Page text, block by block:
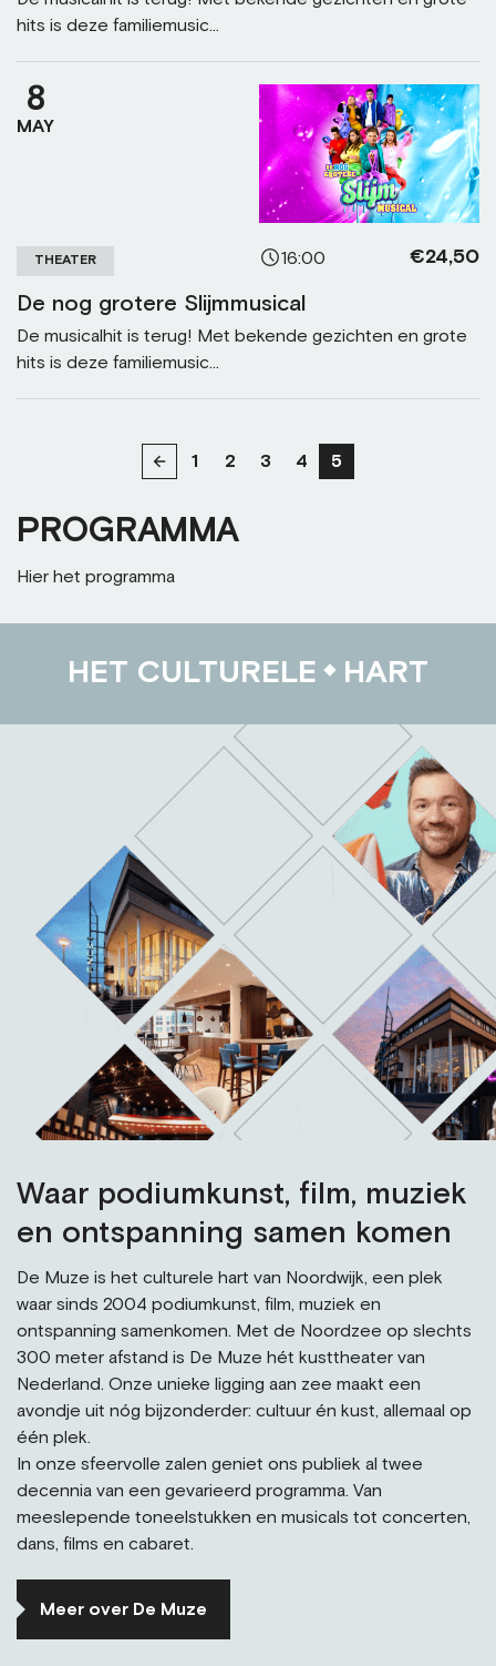
hits is deze familiemusic...
8
MAY
THEATER 16:00 €24,50
De nog grotere Slijmmusical
De musicalhit is terug! Met bekende gezichten en grote
hits is deze familiemusic...
1 2 3 4 5
PROGRAMMA
Hier het programma
HET CULTURELE HART
Waar podiumkunst, film, muziek
en ontspanning samen komen
De Muze is het culturele hart van Noordwijk, een plek
waar sinds 2004 podiumkunst, film, muziek en
ontspanning samenkomen. Met de Noordzee op slechts
300 meter afstand is De Muze hét kusttheater van
Nederland. Onze unieke ligging aan zee maakt een
avondje uit nóg bijzonderder: cultuur én kust, allemaal op
één plek.
In onze sfeervolle zalen geniet ons publiek al twee
decennia van een gevarieerd programma. Van
meeslepende toneelstukken en musicals tot concerten,
dans, films en cabaret.
Meer over De Muze